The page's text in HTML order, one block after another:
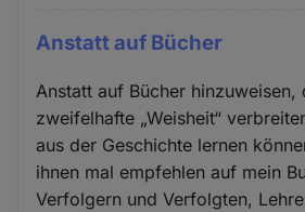
Anstatt auf Bücher
Anstatt auf Bücher hinzuweisen,
zweifelhafte „Weisheit“
aus der Geschichte lernen
ihnen mal empfehlen auf mein
Verfolgern und Verfolgten,